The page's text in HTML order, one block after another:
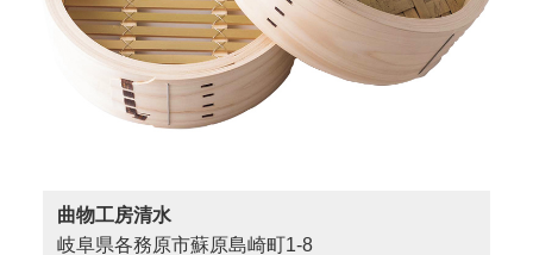
曲物工房清水
岐阜県各務原市蘇原島崎町1-8